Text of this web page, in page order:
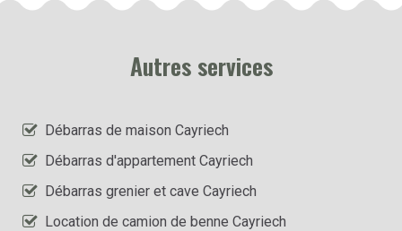
Autres services
Débarras de maison Cayriech
Débarras d'appartement Cayriech
Débarras grenier et cave Cayriech
Location de camion de benne Cayriech